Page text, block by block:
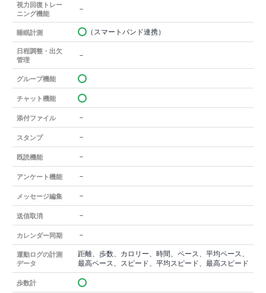
視力回復トレー
ニング機能
－
睡眠計測 （スマートバンド連携）
日程調整・出欠
管理
－
グループ機能
チャット機能
添付ファイル －
スタンプ －
既読機能 －
アンケート機能 －
メッセージ編集 －
送信取消 －
カレンダー同期 －
運動ログの計測
データ
距離、歩数、カロリー、時間、ペース、平均ペース、
最高ペース、スピード、平均スピード、最高スピード
歩数計